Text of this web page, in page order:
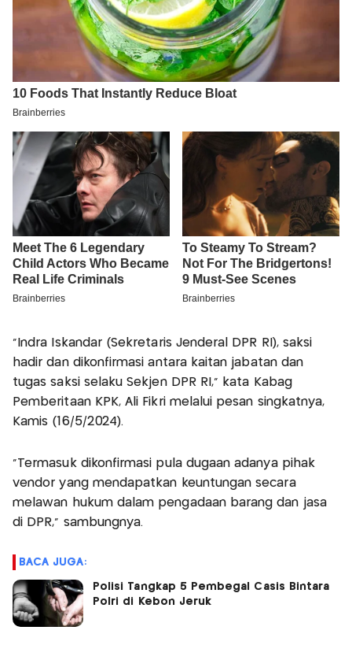
"Indra Iskandar (Sekretaris Jenderal DPR RI), saksi
hadir dan dikonfirmasi antara kaitan jabatan dan
tugas saksi selaku Sekjen DPR RI," kata Kabag
Pemberitaan KPK, Ali Fikri melalui pesan singkatnya,
Kamis (16/5/2024).
"Termasuk dikonfirmasi pula dugaan adanya pihak
vendor yang mendapatkan keuntungan secara
melawan hukum dalam pengadaan barang dan jasa
di DPR," sambungnya.
BACA JUGA:
Polisi Tangkap 5 Pembegal Casis Bintara
Polri di Kebon Jeruk